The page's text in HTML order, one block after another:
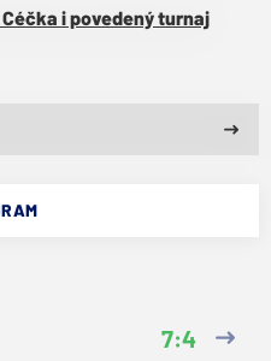
Céčka i povedený turnaj
7:4